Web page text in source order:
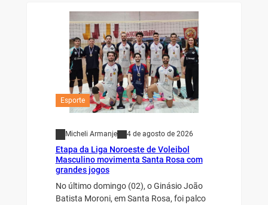
Esporte
Micheli Armanje 4 de agosto de 2026
Etapa da Liga Noroeste de Voleibol
Masculino movimenta Santa Rosa com
grandes jogos
No último domingo (02), o Ginásio João
Batista Moroni, em Santa Rosa, foi palco